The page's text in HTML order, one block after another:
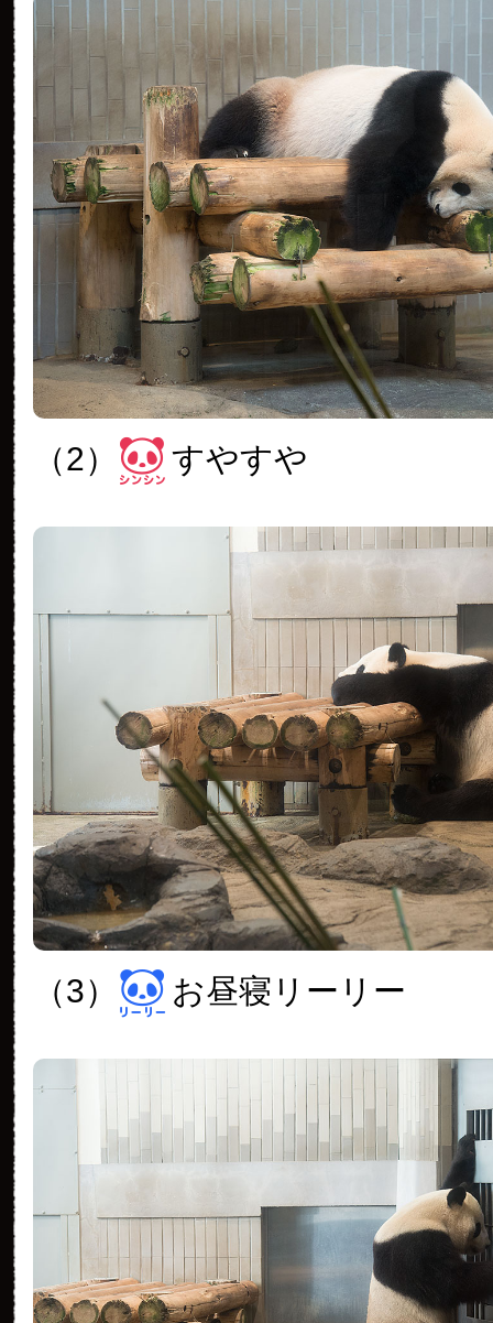
（2） すやすや
（3） お昼寝リーリー